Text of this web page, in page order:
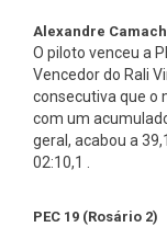
Alexandre
O piloto venceu a
Vencedor do Rali
consecutiva que o
com um
geral, acabou a
02:10,1 .
PEC 19 (Rosário 2)